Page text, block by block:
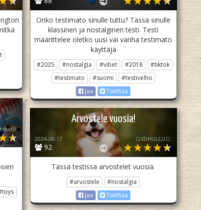
Onko testimato sinulle tuttu? Tässä sinulle
klassinen ja nostalginen testi. Testi
määrittelee oletko uusi vai vanha testimato
käyttäjä
#2025 #nostalgia #vibet #2018
#tiktok
#testimato
#suomi
#testivelho
Jaa
Twiittaa
Arvostele vuosia!
92
2024-08-17 🍞XDHULLU🍞
Tässä testissä arvostelet vuosia.
#arvostele
#nostalgia
Jaa
Twiittaa